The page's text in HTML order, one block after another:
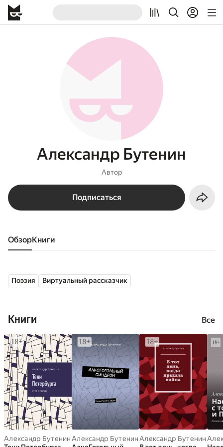
Александр Бутенин
Автор
Подписаться
Обзор книги
Поэзия Виртуальный рассказчик
Книги Все
Александр БутенинАлександр БутенинАлександр Бутенин